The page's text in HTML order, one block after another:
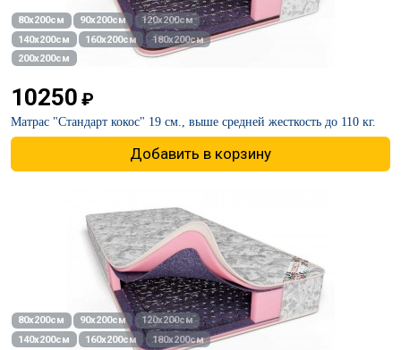
80х200см 90х200см
120х200см
140х200см
160х200см
180х200см
200х200см
10250 ₽
Матрас "Стандарт кокос" 19 см., выше средней жесткость до 110 кг.
Добавить в корзину
80х200см 90х200см
120х200см
140х200см
160х200см 180х200см